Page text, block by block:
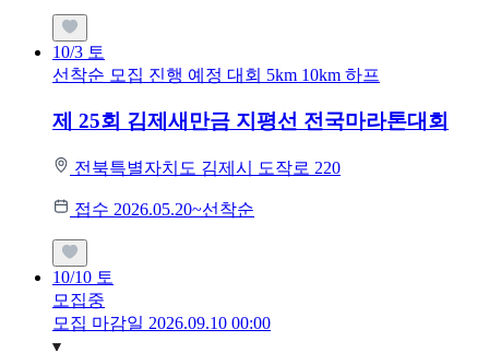
10/3 토
선착순 모집 진행 예정 대회 5km 10km 하프
제 25회 김제새만금 지평선 전국마라톤대회
전북특별자치도 김제시 도작로 220
접수 2026.05.20~선착순
10/10 토
모집중
모집 마감일 2026.09.10 00:00